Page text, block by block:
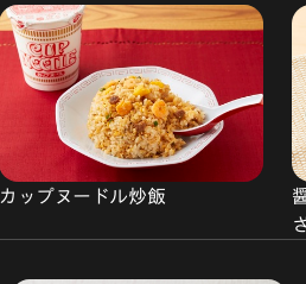
カップヌードル炒飯